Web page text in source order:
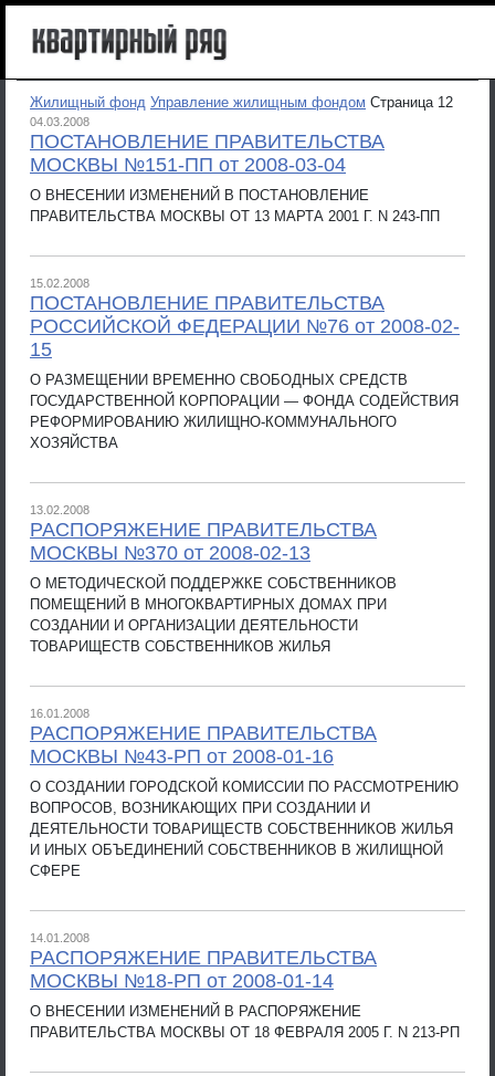
Жилищный фонд Управление жилищным фондом Страница 12
04.03.2008
ПОСТАНОВЛЕНИЕ ПРАВИТЕЛЬСТВА
МОСКВЫ №151-ПП от 2008-03-04
О ВНЕСЕНИИ ИЗМЕНЕНИЙ В ПОСТАНОВЛЕНИЕ
ПРАВИТЕЛЬСТВА МОСКВЫ ОТ 13 МАРТА 2001 Г. N 243-ПП
15.02.2008
ПОСТАНОВЛЕНИЕ ПРАВИТЕЛЬСТВА
РОССИЙСКОЙ ФЕДЕРАЦИИ №76 от 2008-02-
15
О РАЗМЕЩЕНИИ ВРЕМЕННО СВОБОДНЫХ СРЕДСТВ
ГОСУДАРСТВЕННОЙ КОРПОРАЦИИ — ФОНДА СОДЕЙСТВИЯ
РЕФОРМИРОВАНИЮ ЖИЛИЩНО-КОММУНАЛЬНОГО
ХОЗЯЙСТВА
13.02.2008
РАСПОРЯЖЕНИЕ ПРАВИТЕЛЬСТВА
МОСКВЫ №370 от 2008-02-13
О МЕТОДИЧЕСКОЙ ПОДДЕРЖКЕ СОБСТВЕННИКОВ
ПОМЕЩЕНИЙ В МНОГОКВАРТИРНЫХ ДОМАХ ПРИ
СОЗДАНИИ И ОРГАНИЗАЦИИ ДЕЯТЕЛЬНОСТИ
ТОВАРИЩЕСТВ СОБСТВЕННИКОВ ЖИЛЬЯ
16.01.2008
РАСПОРЯЖЕНИЕ ПРАВИТЕЛЬСТВА
МОСКВЫ №43-РП от 2008-01-16
О СОЗДАНИИ ГОРОДСКОЙ КОМИССИИ ПО РАССМОТРЕНИЮ
ВОПРОСОВ, ВОЗНИКАЮЩИХ ПРИ СОЗДАНИИ И
ДЕЯТЕЛЬНОСТИ ТОВАРИЩЕСТВ СОБСТВЕННИКОВ ЖИЛЬЯ
И ИНЫХ ОБЪЕДИНЕНИЙ СОБСТВЕННИКОВ В ЖИЛИЩНОЙ
СФЕРЕ
14.01.2008
РАСПОРЯЖЕНИЕ ПРАВИТЕЛЬСТВА
МОСКВЫ №18-РП от 2008-01-14
О ВНЕСЕНИИ ИЗМЕНЕНИЙ В РАСПОРЯЖЕНИЕ
ПРАВИТЕЛЬСТВА МОСКВЫ ОТ 18 ФЕВРАЛЯ 2005 Г. N 213-РП